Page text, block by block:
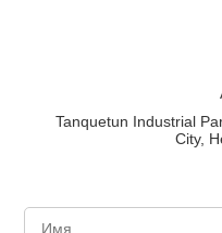
Tanquetun Industrial
City,